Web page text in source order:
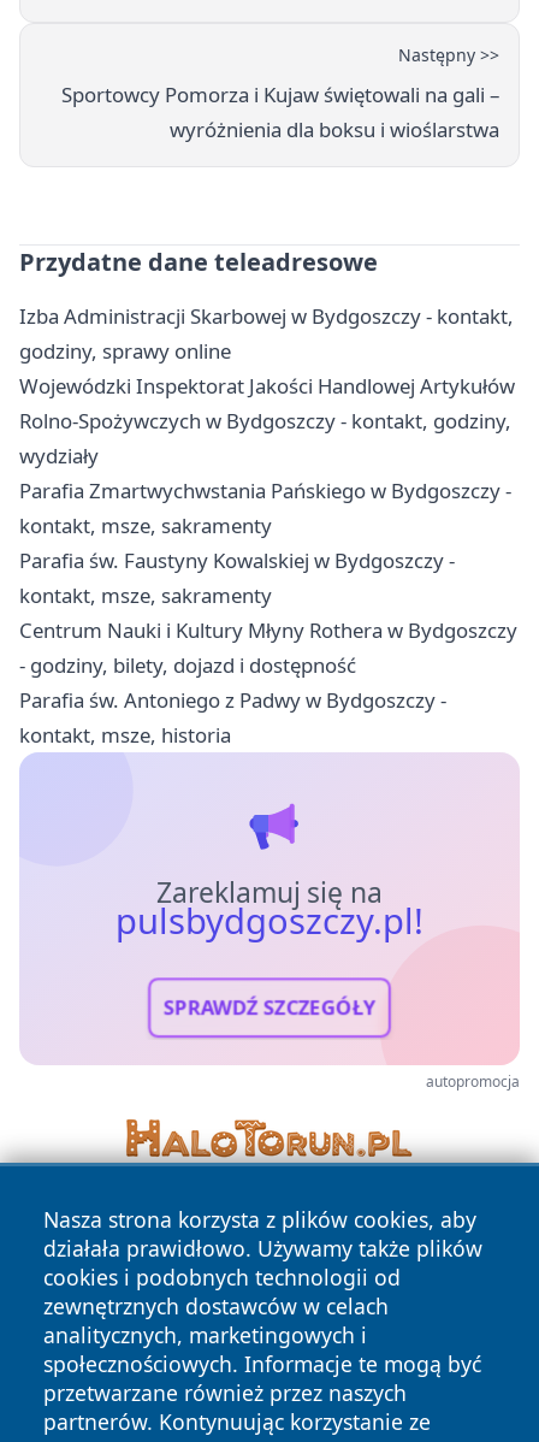
Następny >>
Sportowcy Pomorza i Kujaw świętowali na gali –
wyróżnienia dla boksu i wioślarstwa
Przydatne dane teleadresowe
Izba Administracji Skarbowej w Bydgoszczy - kontakt,
godziny, sprawy online
Wojewódzki Inspektorat Jakości Handlowej Artykułów
Rolno-Spożywczych w Bydgoszczy - kontakt, godziny,
wydziały
Parafia Zmartwychwstania Pańskiego w Bydgoszczy -
kontakt, msze, sakramenty
Parafia św. Faustyny Kowalskiej w Bydgoszczy -
kontakt, msze, sakramenty
Centrum Nauki i Kultury Młyny Rothera w Bydgoszczy
- godziny, bilety, dojazd i dostępność
Parafia św. Antoniego z Padwy w Bydgoszczy -
kontakt, msze, historia
Zareklamuj się na
pulsbydgoszczy.pl!
SPRAWDŹ SZCZEGÓŁY
autopromocja
Nasza strona korzysta z plików cookies, aby
działała prawidłowo. Używamy także plików
cookies i podobnych technologii od
zewnętrznych dostawców w celach
analitycznych, marketingowych i
społecznościowych. Informacje te mogą być
przetwarzane również przez naszych
partnerów. Kontynuując korzystanie ze
Copyright © 2026 pulsbydgoszczy.pl Wszystkie prawa
zastrzeżone.